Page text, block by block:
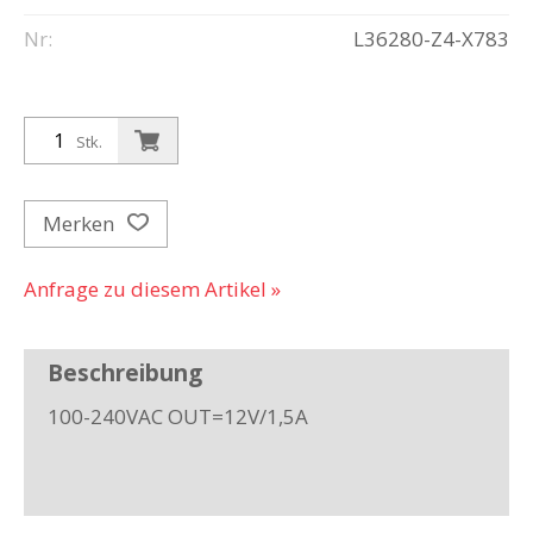
Nr: L36280-Z4-X783
Stk.
Merken
Anfrage zu diesem Artikel »
Beschreibung
100-240VAC OUT=12V/1,5A